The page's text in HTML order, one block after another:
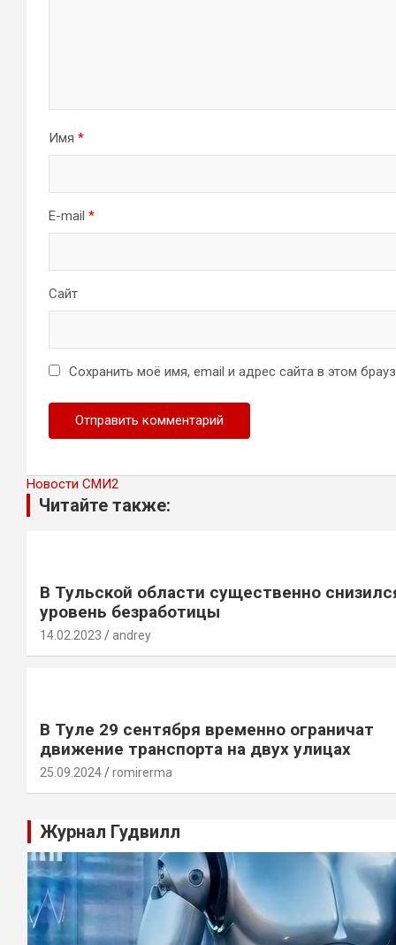
Имя *
E-mail *
Сайт
Сохранить моё имя, email и адрес сайта в этом
Новости СМИ2
Читайте также:
В Тульской области существенно
уровень безработицы
14.02.2023 andrey
В Туле 29 сентября временно ограничат
движение транспорта на двух улицах
25.09.2024 romirerma
Журнал Гудвилл